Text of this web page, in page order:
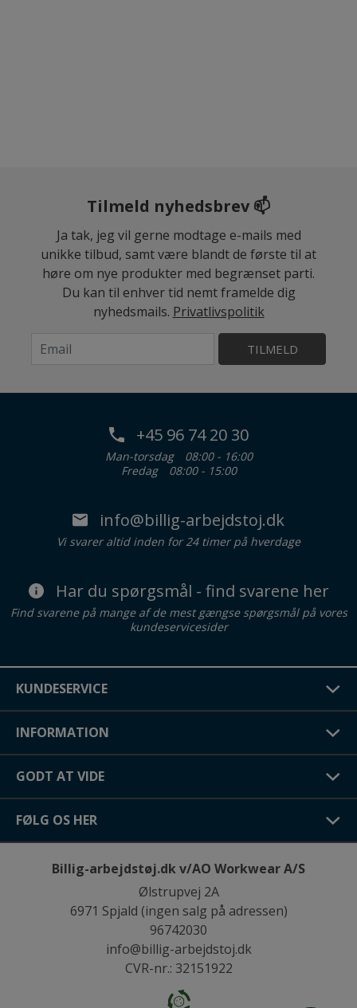
Tilmeld nyhedsbrev 📫
Ja tak, jeg vil gerne modtage e-mails med
unikke tilbud, samt være blandt de første til at
høre om nye produkter med begrænset parti.
Du kan til enhver tid nemt framelde dig
nyhedsmails. Privatlivspolitik
TILMELD
+45 96 74 20 30
Man-torsdag
08:00 - 16:00
Fredag
08:00 - 15:00
info@billig-arbejdstoj.dk
Vi svarer altid inden for 24 timer på hverdage
Har du spørgsmål - find svarene her
Find svarene på mange af de mest gængse spørgsmål på vores
kundeservicesider
KUNDESERVICE
INFORMATION
GODT AT VIDE
FØLG OS HER
Billig-arbejdstøj.dk v/AO Workwear A/S
Ølstrupvej 2A
6971 Spjald (ingen salg på adressen)
96742030
info@billig-arbejdstoj.dk
CVR-nr.: 32151922